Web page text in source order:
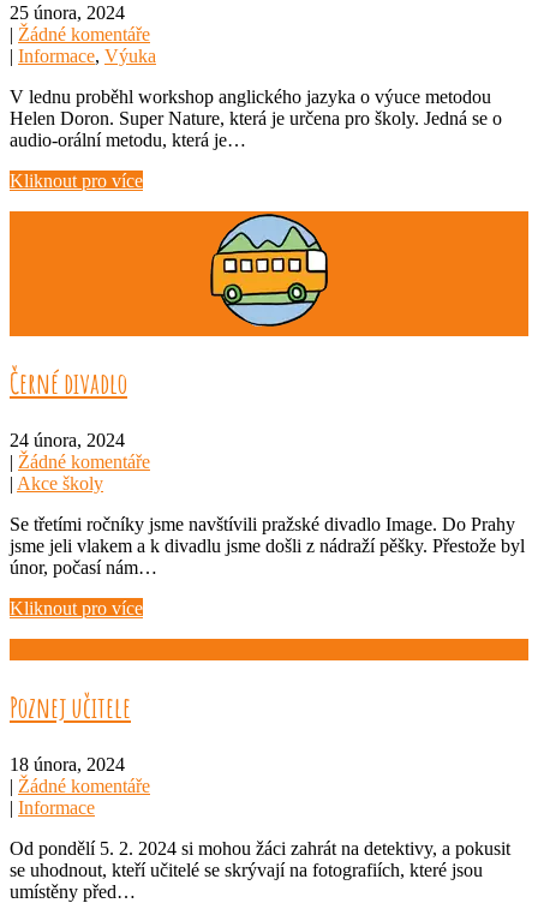
25 února, 2024
| Žádné komentáře
| Informace, Výuka
V lednu proběhl workshop anglického jazyka o výuce metodou
Helen Doron. Super Nature, která je určena pro školy. Jedná se o
audio-orální metodu, která je…
Kliknout pro více
Černé divadlo
24 února, 2024
| Žádné komentáře
| Akce školy
Se třetími ročníky jsme navštívili pražské divadlo Image. Do Prahy
jsme jeli vlakem a k divadlu jsme došli z nádraží pěšky. Přestože byl
únor, počasí nám…
Kliknout pro více
Poznej učitele
18 února, 2024
| Žádné komentáře
| Informace
Od pondělí 5. 2. 2024 si mohou žáci zahrát na detektivy, a pokusit
se uhodnout, kteří učitelé se skrývají na fotografiích, které jsou
umístěny před…